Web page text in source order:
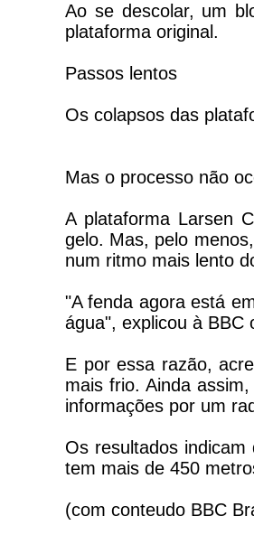
Ao se descolar, um
plataforma original.
Passos lentos
Os colapsos das
Mas o processo não
A plataforma Larsen
gelo. Mas, pelo
num ritmo mais lento
"A fenda agora está
água", explicou à BBC
E por essa razão,
mais frio. Ainda
informações por um
Os resultados
tem mais de 450
(com conteudo BBC